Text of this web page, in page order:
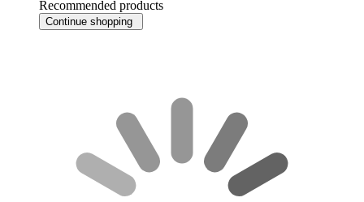
Recommended products
Continue shopping